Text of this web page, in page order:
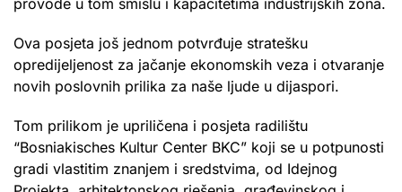
Ova posjeta još jednom potvrđuje stratešku
opredijeljenost za jačanje ekonomskih veza i otvaranje
novih poslovnih prilika za naše ljude u dijaspori.
Tom prilikom je upriličena i posjeta radilištu
“Bosniakisches Kultur Center BKC” koji se u potpunosti
gradi vlastitim znanjem i sredstvima, od Idejnog